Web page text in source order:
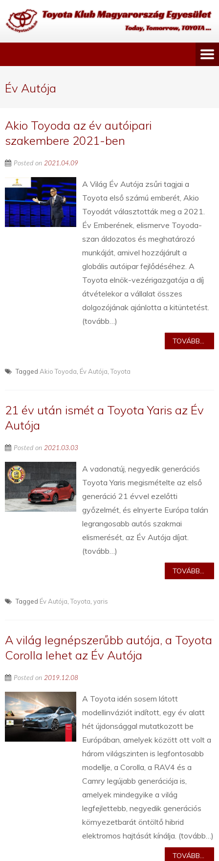
Év Autója
Akio Toyoda az év autóipari
szakembere 2021-ben
Posted on 2021.04.09
A Világ Év Autója zsűri tagjai a
Toyota első számú emberét, Akio
Toyodát választották meg a 2021.
Év Emberének, elismerve Toyoda-
szan áldozatos és meghatározó
munkáját, amivel hozzájárult a
globális autóipar fejlődéséhez. A
Toyota elnök-vezérigazgatója a díj
átvételekor a vállalat összes
dolgozójának ajánlotta a kitüntetést.
(tovább…)
TOVÁBB...
Tagged Akio Toyoda Év Autója ,Toyota
21 év után ismét a Toyota Yaris az Év
Autója
Posted on 2021.03.03
A vadonatúj, negyedik generációs
Toyota Yaris megismételte az első
generáció 21 évvel ezelőtti
győzelmét, és elnyerte Európa talán
legrangosabb autós szakmai
elismerését, az Év Autója díjat.
(tovább…)
TOVÁBB...
Tagged Év Autója ,Toyota yaris
A világ legnépszerűbb autója, a Toyota
Corolla lehet az Év Autója
Posted on 2019.12.08
A Toyota idén sosem látott
modellinváziót indított, egy év alatt
hét újdonsággal mutatkozott be
Európában, amelyek között ott volt a
három világszinten is legfontosabb
modellje, a Corolla, a RAV4 és a
Camry legújabb generációja is,
amelyek mindegyike a világ
legfejlettebb, negyedik generációs
környezetbarát öntöltő hibrid
elektromos hajtását kínálja. (tovább…)
TOVÁBB...